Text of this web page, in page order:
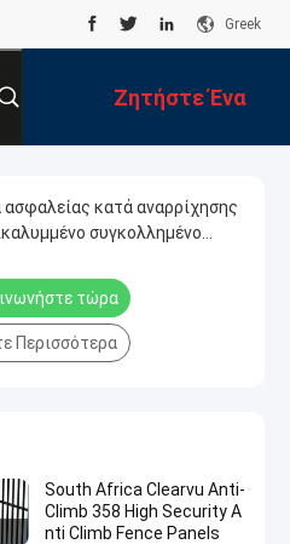
Greek
Ζητήστε Ένα
Απόσπασμα
κατά αναρρίχησης
συγκολλημένο
τώρα
Περισσότερα
South Africa Clearvu Anti-
Climb 358 High Security A
nti Climb Fence Panels